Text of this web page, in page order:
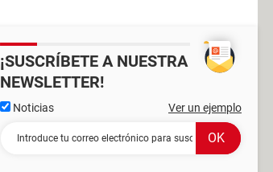
¡SUSCRÍBETE A NUESTRA
NEWSLETTER!
Noticias Ver un ejemplo